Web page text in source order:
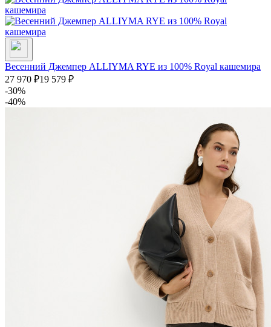
Весенний Джемпер ALLIYMA RYE из 100% Royal кашемира
27 970 ₽19 579 ₽
-30%
-40%